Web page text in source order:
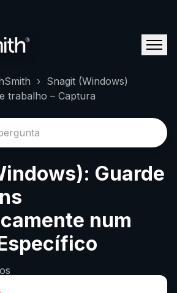
Snagit (Windows)
trabalho – Captura
Guarde
num